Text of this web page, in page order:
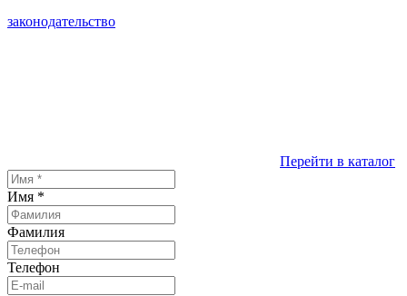
законодательство
Перейти в каталог
Имя *
Фамилия
Телефон